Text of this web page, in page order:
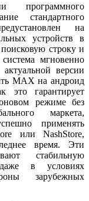
программного
стандартного
на
устройств в
строку и
мгновенно
версии
MAX на андроид
это гарантирует
режиме без
маркета,
применять
или NashStore,
время. Эти
стабильную
даже в условиях
зарубежных